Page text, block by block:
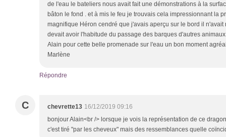
de l'eau le bateliers nous avait fait une démonstrations à la
bâton le fond . et à mis le feu je trouvais cela impressionnant la
magnifique Héron cendré que j'avais aperçu sur le bord il
devait avoir l'habitude du passage des barques d'autres
Alain pour cette belle promenade sur l'eau un bon moment
Marlène
Répondre
C chevrette13 16/12/2019 09:16
bonjour Alain<br /> lorsque je vois la représentation de ce
c'est tiré "par les cheveux" mais des ressemblances quelle